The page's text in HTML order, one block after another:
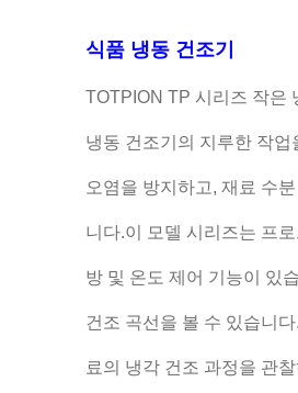
식품 냉동 건조기
TOTPION TP 시리즈 작은
냉동 건조기의 지루한 작업
오염을 방지하고, 재료 수
니다.이 모델 시리즈는 프
방 및 온도 제어 기능이 있
건조 곡선을 볼 수 있습니
료의 냉각 건조 과정을 관